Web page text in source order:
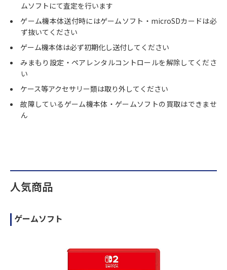
ムソフトにて査定を行います
ゲーム機本体送付時にはゲームソフト・microSDカードは必
ず抜いてください
ゲーム機本体は必ず初期化し送付してください
みまもり設定・ペアレンタルコントロールを解除してくださ
い
ケース等アクセサリー類は取り外してください
故障しているゲーム機本体・ゲームソフトの買取はできませ
ん
人気商品
ゲームソフト